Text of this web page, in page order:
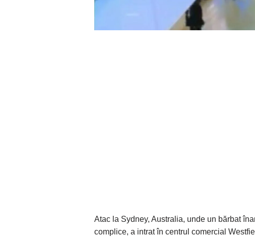
Atac la Sydney, Australia, unde un bărbat
complice, a intrat în centrul comercial